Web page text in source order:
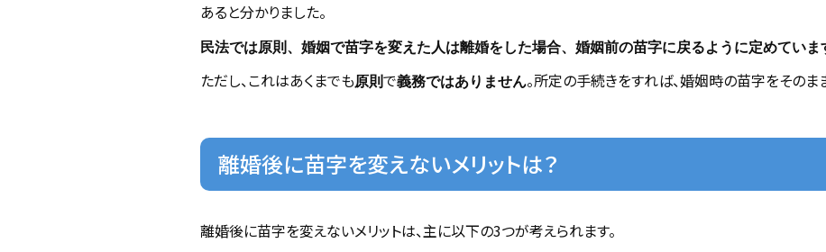
あると分かりました。
民法では原則、婚姻で苗字を変えた人は離婚をした場合、婚姻前の苗字に戻るように定めていま
ただし、これはあくまでも原則で義務ではありません。所定の手続きをすれば、婚姻時の苗字をそのま
離婚後に苗字を変えないメリットは？
離婚後に苗字を変えないメリットは、主に以下の3つが考えられます。